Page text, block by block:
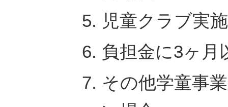
児童クラブ実
負担金に3ヶ月
その他学童事